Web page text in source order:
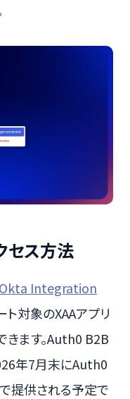
セス方法
Okta Integration
ト対象のXAAアプリ
きます。Auth0 B2B
年7月末にAuth0
提供される予定で